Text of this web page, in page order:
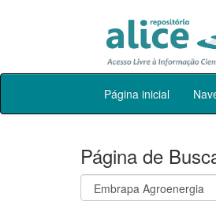
Skip
Página inicial
Página de